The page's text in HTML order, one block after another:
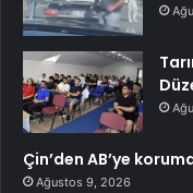
Çin’den AB’ye
Ağustos 9, 2026